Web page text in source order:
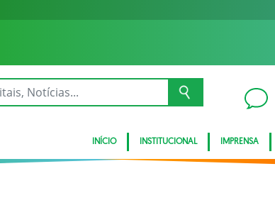
INÍCIO INSTITUCIONAL IMPRENSA